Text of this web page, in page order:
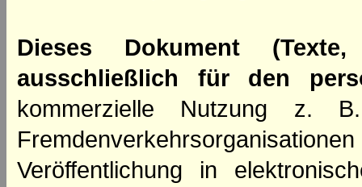
Dieses Dokument
ausschließlich für den
kommerzielle Nutzung z.
Veröffentlichung in